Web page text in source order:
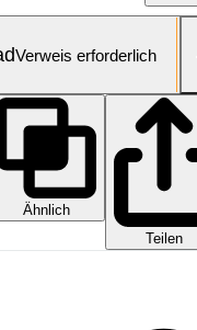
Verweis erforderlich
Ähnlich
Teilen